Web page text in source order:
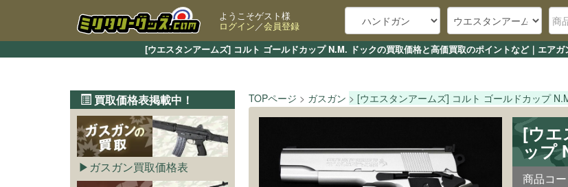
[ウエスタンアームズ] コルト ゴールドカップ N.M. ドックの買取価格と高価買取のポイントなど｜エア
ようこそゲスト様
ログイン／会員登録
TOPページ ガスガン [ウエスタンアームズ] コルト ゴールドカップ
[ウエ
ップ
商品コー
買取価格表掲載中！
ガスガン買取価格表